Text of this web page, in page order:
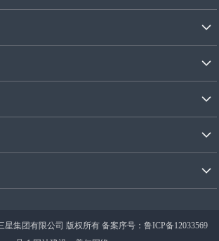
星集团有限公司 版权所有 备案序号： 鲁ICP备12033569